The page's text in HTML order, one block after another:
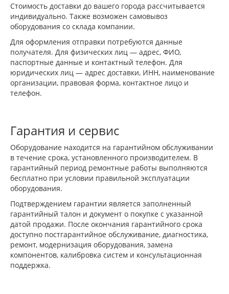
Стоимость доставки до вашего города рассчитывается
индивидуально. Также возможен самовывоз
оборудования со склада компании.
Для оформления отправки потребуются данные
получателя. Для физических лиц — адрес, ФИО,
паспортные данные и контактный телефон. Для
юридических лиц — адрес доставки, ИНН, наименование
организации, правовая форма, контактное лицо и
телефон.
Гарантия и сервис
Оборудование находится на гарантийном обслуживании
в течение срока, установленного производителем. В
гарантийный период ремонтные работы выполняются
бесплатно при условии правильной эксплуатации
оборудования.
Подтверждением гарантии является заполненный
гарантийный талон и документ о покупке с указанной
датой продажи. После окончания гарантийного срока
доступно постгарантийное обслуживание, диагностика,
ремонт, модернизация оборудования, замена
компонентов, калибровка систем и консультационная
поддержка.